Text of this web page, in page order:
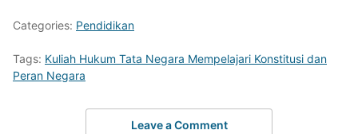
Categories: Pendidikan
Tags: Kuliah Hukum Tata Negara Mempelajari Konstitusi dan
Peran Negara
Leave a Comment